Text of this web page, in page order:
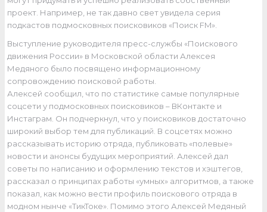
проект. Например, не так давно свет увидела серия
подкастов подмосковных поисковиков «Поиск FM».
Выступление руководителя пресс-службы «Поискового
движения России» в Московской области Алексея
Медяного было посвящено информационному
сопровождению поисковой работы.
Алексей сообщил, что по статистике самые популярные
соцсети у подмосковных поисковиков – ВКонтакте и
Инстаграм. Он подчеркнул, что у поисковиков достаточно
широкий выбор тем для публикаций. В соцсетях можно
рассказывать историю отряда, публиковать «полевые»
новости и анонсы будущих мероприятий. Алексей дал
советы по написанию и оформлению текстов и хэштегов,
рассказал о принципах работы «умных» алгоритмов, а также
показал, как можно вести профиль поискового отряда в
модном нынче «ТикТоке». Помимо этого Алексей Медяный